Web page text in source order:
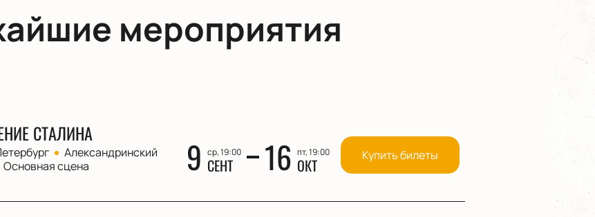
мероприятия
СТАЛИНА
Александринский
Основная сцена 9 ср, 19:00
СЕНТ 16 пт, 19:00
ОКТ Купить билеты